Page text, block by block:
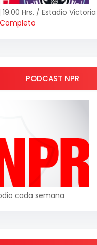
Hrs. / Estadio Victoria
PODCAST NPR
cada semana